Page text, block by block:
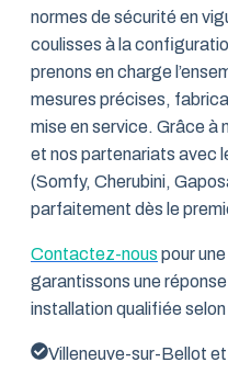
normes de sécurité en
coulisses à la
prenons en charge
mesures précises,
mise en service. Grâce à
et nos partenariats avec
(Somfy, Cherubini,
parfaitement dès le
Contactez-nous pour
garantissons une
installation qualifiée
Villeneuve-sur-Bellot